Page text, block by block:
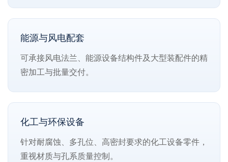
能源与风电配套
可承接风电法兰、能源设备结构件及大型装配件的精
密加工与批量交付。
化工与环保设备
针对耐腐蚀、多孔位、高密封要求的化工设备零件，
重视材质与孔系质量控制。